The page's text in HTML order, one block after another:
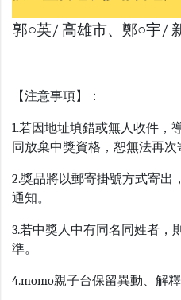
郭○英/ 高雄市、鄭○宇/
【注意事項】：
1.若因地址填錯或無人收件，
同放棄中獎資格，恕無法再次
2.獎品將以郵寄掛號方式寄出
通知。
3.若中獎人中有同名同姓者，
準。
4.momo親子台保留異動、解